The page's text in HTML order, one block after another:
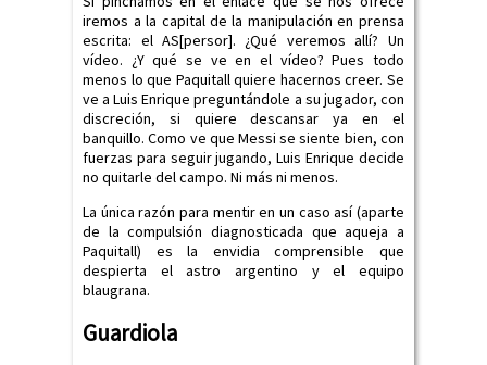
iremos a la capital de la manipulación en prensa
escrita: el AS[persor]. ¿Qué veremos allí? Un
vídeo. ¿Y qué se ve en el vídeo? Pues todo
menos lo que Paquitall quiere hacernos creer. Se
ve a Luis Enrique preguntándole a su jugador, con
discreción, si quiere descansar ya en el
banquillo. Como ve que Messi se siente bien, con
fuerzas para seguir jugando, Luis Enrique decide
no quitarle del campo. Ni más ni menos.
La única razón para mentir en un caso así (aparte
de la compulsión diagnosticada que aqueja a
Paquitall) es la envidia comprensible que
despierta el astro argentino y el equipo
blaugrana.
Guardiola